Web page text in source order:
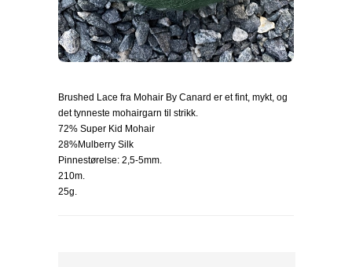
Brushed Lace fra Mohair By Canard er et fint, mykt, og
det tynneste mohairgarn til strikk.
72% Super Kid Mohair
28%Mulberry Silk
Pinnestørelse: 2,5-5mm.
210m.
25g.